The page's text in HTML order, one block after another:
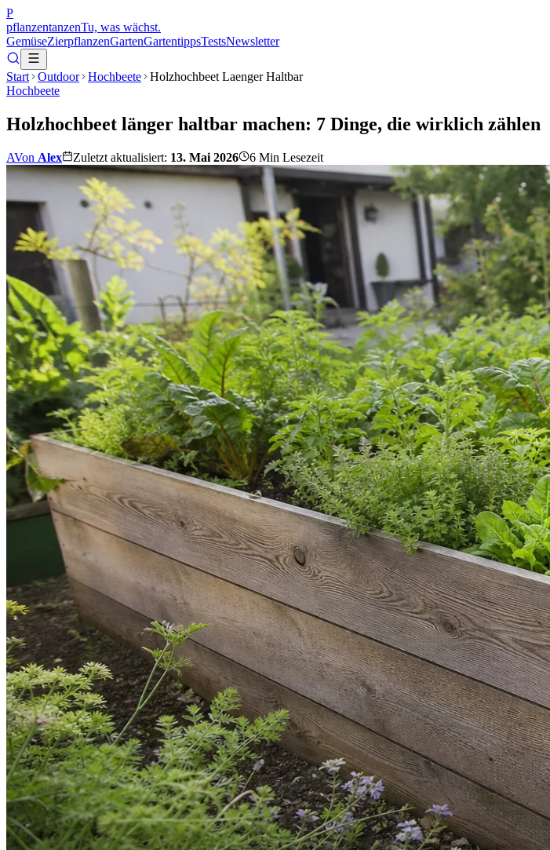
P
pflanzentanzenTu, was wächst.
GemüseZierpflanzenGartenGartentippsTestsNewsletter
Start Outdoor Hochbeete
Holzhochbeet Laenger Haltbar
Hochbeete
Holzhochbeet länger haltbar machen: 7 Dinge, die wirklich zählen
AVon Alex Zuletzt aktualisiert: 13. Mai 2026 6 Min Lesezeit